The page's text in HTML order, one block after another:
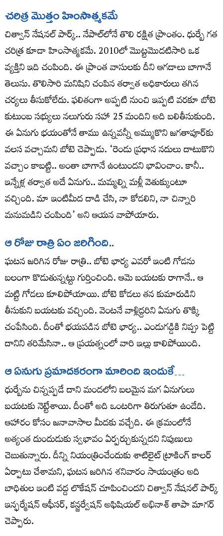
చరిత్ర మొత్తం హింసాత్మకమే
చిత్వాన్‌ నేషనల్‌ పార్క్‌.. నేపాల్‌లోనే తొలి రక్షిత ప్రాంతం. ధుర్బే గత
చరిత్ర కూడా హింసాత్మకమే. 2010లో మొట్టమొదటిసారి ఒక
వ్యక్తిని ఇది చంపింది. ఈ ప్రాంత వాసులకు దీని ఆగడాలు బాగానే
తెలుసు. తొలిసారి మనిషిని చంపిన తర్వాత అధికారులు తగిన
చర్యలు తీసుకోలేదు. ఫలితంగా అప్పటి నుంచి ఇప్పటి వరకూ బోటె
కుటుంబ సభ్యులు నలుగురు సహా 25 మందిని అది బలితీసుకుంది.
ఈ ఏనుగు భయంతోనే తాము ఉన్నవన్నీ అమ్ముకొని జగతాపూర్‌కు
వలస వచ్చామని బోటె చెప్పాడు. ‘రెండు ప్రధాన నదులు దాటుకొని
వచ్చాం కాబట్టి.. అంతా బాగానే ఉంటుందని భావించాం. కానీ..
ఇన్నేళ్ల తర్వాత అదే ఏనుగు.. మమ్మల్ని మళ్లీ వెతుక్కుంటూ
వచ్చింది. మా ఇంటిమీద దాడి చేసి, నా కోడలిని, నా చిన్నారి
మనుమడిని చంపింది’ అని ఆయన వాపోయారు.
ఆ రోజు రాత్రి ఏం జరిగింది..
ఘటన జరిగిన రోజు రాత్రి.. బోటె భార్య ఎవరో ఇంటి గోడను
బలంగా కొడుతున్నట్టు గుర్తించింది. ఆమె బయటకు రాగానే.. ఆ
మట్టి గోడలు కూలిపోయాయి. బోటె కోడలు తన కుమారుడిని
తీసుకుని బయటకు వచ్చింది. వెంటనే వాళ్లిద్దరిని ఏనుగు తొక్కి
చంపేసింది. దీంతో భయపడిన బోటె భార్య.. ఎండుగడ్డికి నిప్పు పెట్టి
దానిని తరిమేసినా.. ఆ ప్రయత్నంలో వారి ఇల్లు కాలిపోయింది.
ఆ ఏనుగు ప్రమాదకరంగా మారింది ఇందుకే…
ధుర్బేను చిన్నప్పడే దాని మందలోని బలమైన మగ ఏనుగులు
బయటకు నెట్టేశాయి. దీంతో అది ఒంటరిగా తిరుగుతూ ఉండేది.
ఆహారం కోసం జనావాసాల మీదకు వచ్చేది. ఈ క్రమంలోనే
అత్యంత దుందుడుకు స్వభావం ఏర్పర్చుకున్నదని నిపుణులు
చెబుతున్నారు. దీన్ని నియంత్రించేందుకు శాటిలైట్‌ ట్రాకింగ్‌ కాలర్‌
ఏర్పాటు చేశామని, ఘటన జరిగిన శనివారం సాయంత్రం అది
బాధితుల ఇంటి వద్ద లొకేషన్‌ చూపించిందని చిత్వాన్‌ నేషనల్‌ పార్క్‌
ఇన్ఫర్మేషన్‌ ఆఫీసర్‌, కన్జర్వేషన్‌ అఫిషియల్‌ అభినాశ్‌ తాపా మాగర్‌
చెప్పారు.